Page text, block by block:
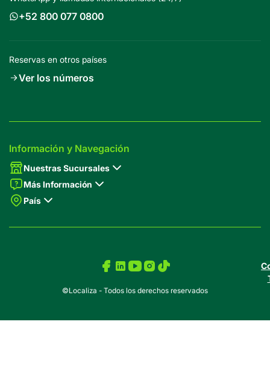
Información y Navegación
Nuestras Sucursales
Más Información
País
+52 800 077 0800
Reservas en otros países
Ver los números
©Localiza - Todos los derechos reservados